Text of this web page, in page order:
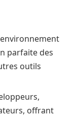
parfaite des
outils
offrant